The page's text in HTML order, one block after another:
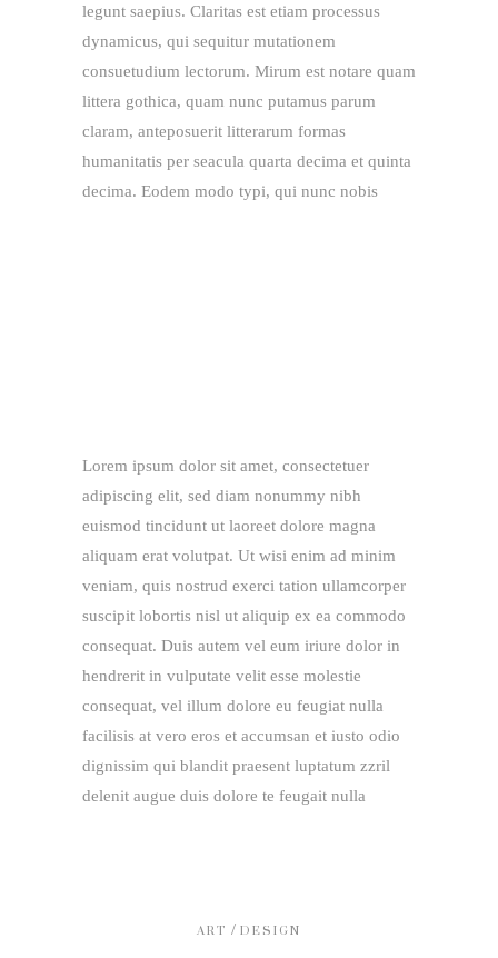
legunt saepius. Claritas est etiam processus
dynamicus, qui sequitur mutationem
consuetudium lectorum. Mirum est notare quam
littera gothica, quam nunc putamus parum
claram, anteposuerit litterarum formas
humanitatis per seacula quarta decima et quinta
decima. Eodem modo typi, qui nunc nobis
Lorem ipsum dolor sit amet, consectetuer
adipiscing elit, sed diam nonummy nibh
euismod tincidunt ut laoreet dolore magna
aliquam erat volutpat. Ut wisi enim ad minim
veniam, quis nostrud exerci tation ullamcorper
suscipit lobortis nisl ut aliquip ex ea commodo
consequat. Duis autem vel eum iriure dolor in
hendrerit in vulputate velit esse molestie
consequat, vel illum dolore eu feugiat nulla
facilisis at vero eros et accumsan et iusto odio
dignissim qui blandit praesent luptatum zzril
delenit augue duis dolore te feugait nulla
ART /DESIGN